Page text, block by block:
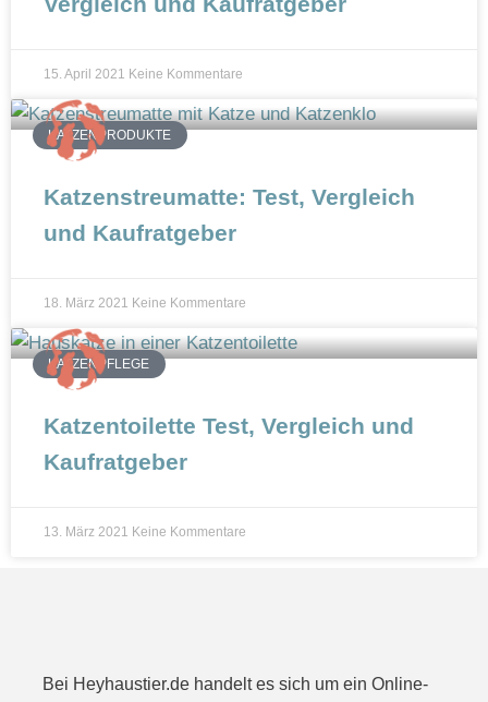
15. April 2021 Keine Kommentare
KATZENPRODUKTE
Katzenstreumatte: Test, Vergleich
und Kaufratgeber
18. März 2021 Keine Kommentare
KATZENPFLEGE
Katzentoilette Test, Vergleich und
Kaufratgeber
13. März 2021 Keine Kommentare
Bei Heyhaustier.de handelt es sich um ein Online-